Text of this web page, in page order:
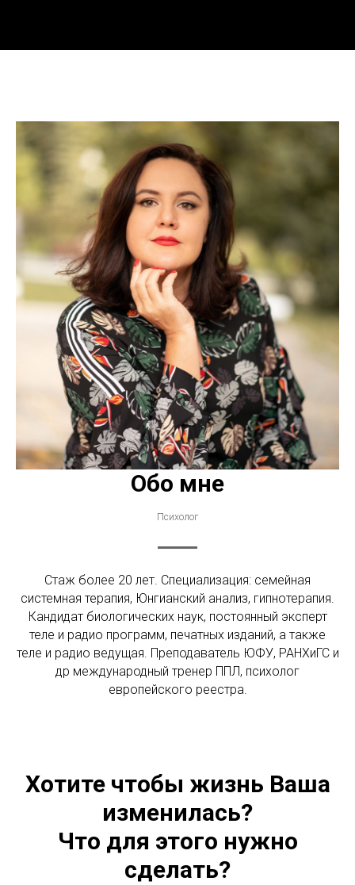
Обо мне
Психолог
Стаж более 20 лет. Специализация: семейная
системная терапия, Юнгианский анализ, гипнотерапия.
Кандидат биологических наук, постоянный эксперт
теле и радио программ, печатных изданий, а также
теле и радио ведущая. Преподаватель ЮФУ, РАНХиГС и
др международный тренер ППЛ, психолог
европейского реестра.
Хотите чтобы жизнь Ваша
изменилась?
Что для этого нужно
сделать?